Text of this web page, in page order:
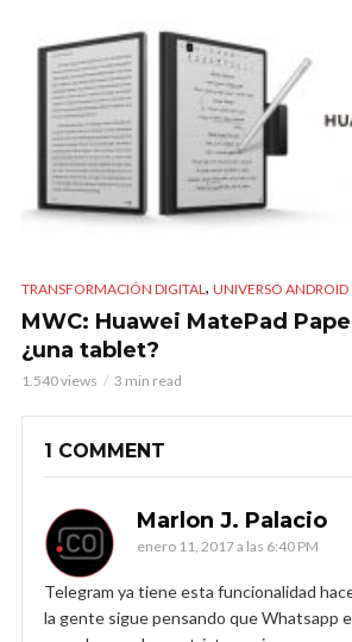
TRANSFORMACIÓN DIGITAL , UNIVERSO ANDROID
MWC: Huawei MatePad
¿una tablet?
1.540 views 3 min read
1 COMMENT
Marlon J. Palacio
enero 11, 2017 a las 6:40 PM
Telegram ya tiene esta funcionalidad
la gente sigue pensando que Whatsapp